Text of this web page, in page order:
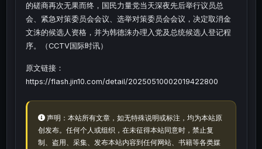
的磋商再次无果而终，国民力量党当天深夜先后举行议员总
会、紧急对策委员会会议、选举对策委员会会议，决定取消金
文洙的候选人资格，并为韩德洙办理入党及总统候选人登记程
序。（CCTV国际时讯）
原文链接：
https://flash.jin10.com/detail/20250510002019422800
声明：本站所有文章，如无特殊说明或标注，均为本站原
创发布。任何个人或组织，在未征得本站同意时，禁止复
制、盗用、采集、发布本站内容到任何网站、书籍等各类媒